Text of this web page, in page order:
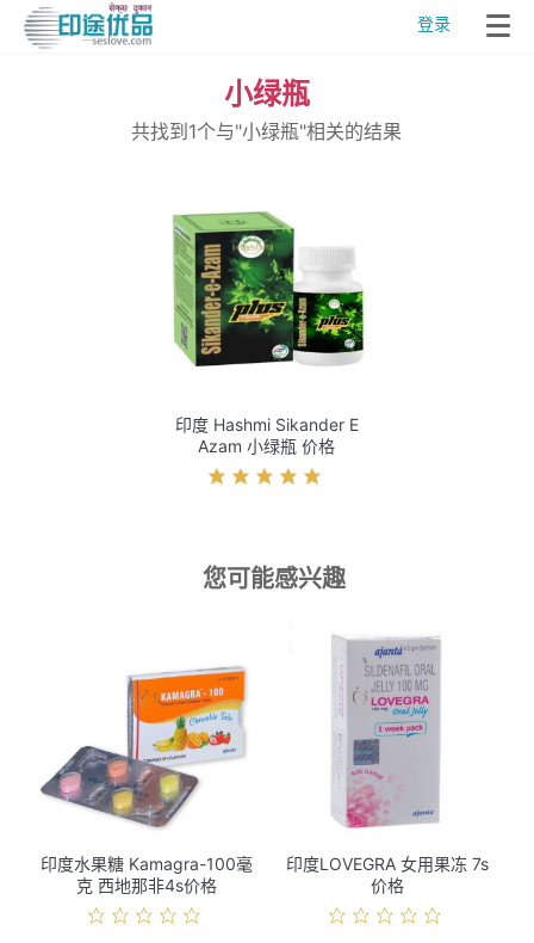
登录
小绿瓶
共找到1个与"小绿瓶"相关的结果
印度 Hashmi Sikander E
Azam 小绿瓶 价格
您可能感兴趣
印度水果糖 Kamagra-100毫
克 西地那非4s价格
印度LOVEGRA 女用果冻 7s
价格